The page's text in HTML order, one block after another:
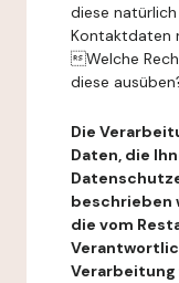
diese
Kontaktdaten
Welche
diese
Die
Daten, die
beschrieben
die vom
Verarbeitung